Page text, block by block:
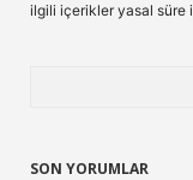
ilgili içerikler yasal süre
SON YORUMLAR